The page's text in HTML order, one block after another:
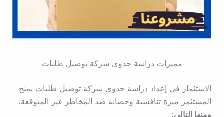
مميزات دراسة جدوى شركة توصيل طلبات
الاستثمار في إعداد دراسة جدوى شركة توصيل طلبات يمنح
المستثمر ميزة تنافسية وحصانة ضد المخاطر غير المتوقعة،
ومنها التالي: